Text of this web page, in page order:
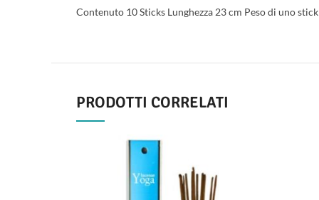
Contenuto 10 Sticks Lunghezza 23 cm Peso di uno
PRODOTTI CORRELATI